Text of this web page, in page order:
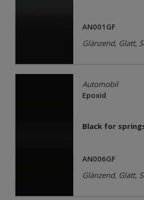
AN001GF
Glänzend, Glatt,
Automobil
Epoxid
Black for
AN006GF
Glänzend, Glatt,